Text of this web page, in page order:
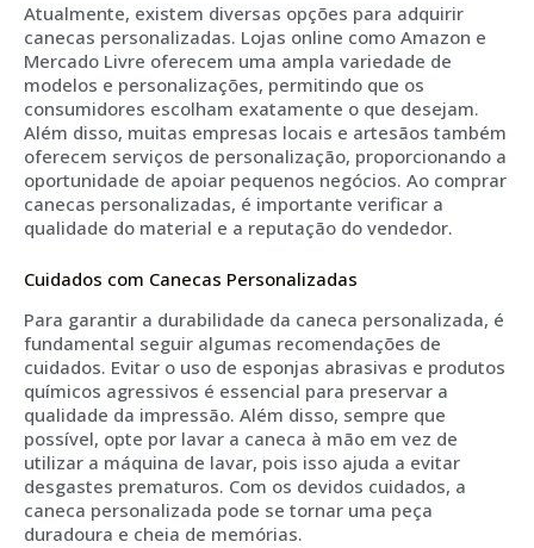
Atualmente, existem diversas opções para adquirir
canecas personalizadas. Lojas online como Amazon e
Mercado Livre oferecem uma ampla variedade de
modelos e personalizações, permitindo que os
consumidores escolham exatamente o que desejam.
Além disso, muitas empresas locais e artesãos também
oferecem serviços de personalização, proporcionando a
oportunidade de apoiar pequenos negócios. Ao comprar
canecas personalizadas, é importante verificar a
qualidade do material e a reputação do vendedor.
Cuidados com Canecas Personalizadas
Para garantir a durabilidade da caneca personalizada, é
fundamental seguir algumas recomendações de
cuidados. Evitar o uso de esponjas abrasivas e produtos
químicos agressivos é essencial para preservar a
qualidade da impressão. Além disso, sempre que
possível, opte por lavar a caneca à mão em vez de
utilizar a máquina de lavar, pois isso ajuda a evitar
desgastes prematuros. Com os devidos cuidados, a
caneca personalizada pode se tornar uma peça
duradoura e cheia de memórias.